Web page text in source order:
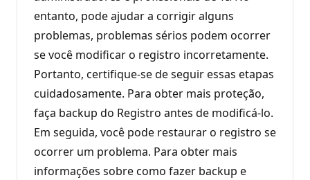
entanto, pode ajudar a corrigir alguns
problemas, problemas sérios podem ocorrer
se você modificar o registro incorretamente.
Portanto, certifique-se de seguir essas etapas
cuidadosamente. Para obter mais proteção,
faça backup do Registro antes de modificá-lo.
Em seguida, você pode restaurar o registro se
ocorrer um problema. Para obter mais
informações sobre como fazer backup e